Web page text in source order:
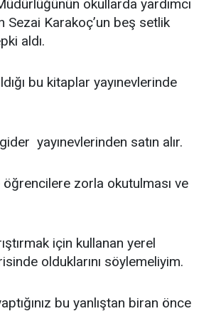
okullarda yardımcı
Sezai Karakoç’un beş setlik
aldı.
bu kitaplar yayınevlerinde
yayınevlerinden satın alır.
zorla okutulması ve
için kullanan yerel
olduklarını söylemeliyim.
bu yanlıştan biran önce